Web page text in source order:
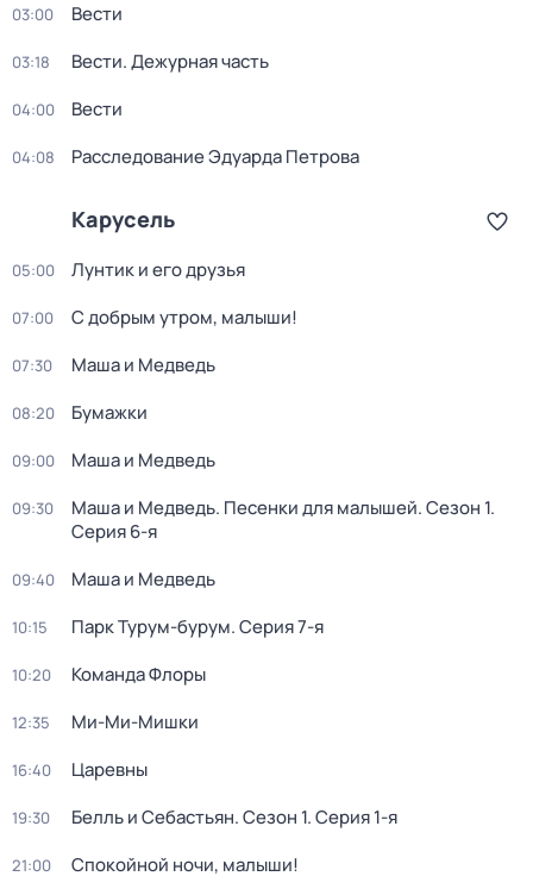
03:00 Вести
03:18 Вести. Дежурная часть
04:00 Вести
04:08 Расследование Эдуарда Петрова
Карусель
05:00 Лунтик и его друзья
07:00 С добрым утром, малыши!
07:30 Маша и Медведь
08:20 Бумажки
09:00 Маша и Медведь
09:30 Маша и Медведь. Песенки для малышей. Сезон 1.
Серия 6-я
09:40 Маша и Медведь
10:15 Парк Турум-бурум. Серия 7-я
10:20 Команда Флоры
12:35 Ми-Ми-Мишки
16:40 Царевны
19:30 Белль и Себастьян. Сезон 1. Серия 1-я
21:00 Спокойной ночи, малыши!